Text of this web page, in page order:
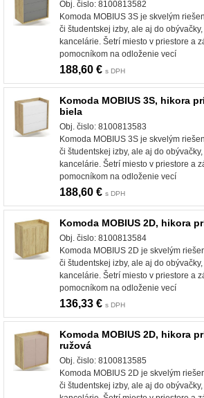
Obj. čislo: 8100813582
Komoda MOBIUS 3S je skvelým
či študentskej izby, ale aj do
kancelárie. Šetrí miesto v priestore a
pomocníkom na odloženie vecí
188,60 € s DPH
Komoda MOBIUS 3S, hikora
biela
Obj. čislo: 8100813583
Komoda MOBIUS 3S je skvelým
či študentskej izby, ale aj do
kancelárie. Šetrí miesto v priestore a
pomocníkom na odloženie vecí
188,60 € s DPH
Komoda MOBIUS 2D, hikora
Obj. čislo: 8100813584
Komoda MOBIUS 2D je skvelým
či študentskej izby, ale aj do
kancelárie. Šetrí miesto v priestore a
pomocníkom na odloženie vecí
136,33 € s DPH
Komoda MOBIUS 2D, hikora
ružová
Obj. čislo: 8100813585
Komoda MOBIUS 2D je skvelým
či študentskej izby, ale aj do